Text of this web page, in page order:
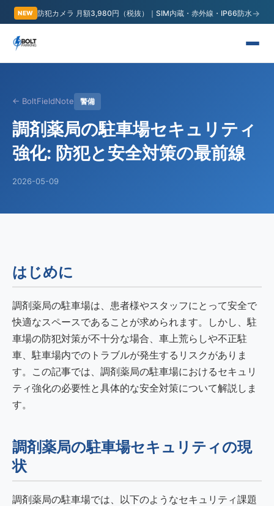
NEW 防犯カメラ 月額3,980円（税抜）｜SIM内蔵・赤外線・IP66防水→
← BoltFieldNote 警備
調剤薬局の駐車場セキュリティ
強化: 防犯と安全対策の最前線
2026-05-09
はじめに
調剤薬局の駐車場は、患者様やスタッフにとって安全で
快適なスペースであることが求められます。しかし、駐
車場の防犯対策が不十分な場合、車上荒らしや不正駐
車、駐車場内でのトラブルが発生するリスクがありま
す。この記事では、調剤薬局の駐車場におけるセキュリ
ティ強化の必要性と具体的な安全対策について解説しま
す。
調剤薬局の駐車場セキュリティの現
状
調剤薬局の駐車場では、以下のようなセキュリティ課題